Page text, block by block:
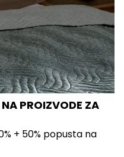
PROIZVODE ZA
+ 50% popusta na